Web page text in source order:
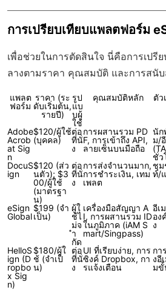
การเปรียบเทียบแพลตฟอร์ม
เพื่อช่วยในการตัดสินใจ นี่คือการเปรี
ลางตามราคา คุณสมบัติ และการสนั
แพลต
ฟอร์ม
ราคา (ระ
ดับเริ่มต้น,
รายปี)
รูป
แบ
บผู้
ใช้
คุณสมบัติหลัก
ตัว
Adobe
Acrob
at Sig
n
$120/ผู้ใช้
(บุคคล)
ต่อ
ที่นั่
ง
การผสานรวม PD
F, การเข้าถึง API,
ลายเซ็นบนมือถือ
นัก
ม/
ชั่ว
DocuS
ign
$120 (ส่ว
นตัว); $3
00/ผู้ใช้
(มาตรฐา
น)
ต่อ
ที่นั่
ง
การส่งจำนวนมาก,
การชำระเงิน, เทม
เพลต
ชุม
ท์/
eSign
Global
$199 (จำ
เป็น)
ผู้ใ
ช้ไ
ม่จ
ำ
กัด
เครื่องมือสัญญา A
I, การผสานรวม ID
ในภูมิภาค (iAM S
mart/Singpass)
อีเ
อง
ง
HelloS
ign (D
ropbo
x Sig
n)
$180/ผู้ใ
ช้ (จำเป็
น)
ต่อ
ที่นั่
ง
UI ที่เรียบง่าย, การ
ซิงค์ Dropbox, กา
รแจ้งเตือน
กา
งอี
มขั้